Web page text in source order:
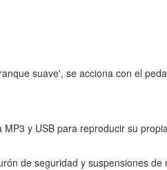
suave', se acciona con el
y USB para reproducir su propia
de seguridad y suspensiones de